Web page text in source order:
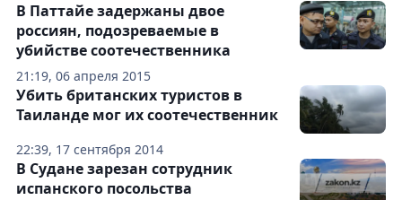
21:19, 06 апреля 2015
В Паттайе задержаны двое
россиян, подозреваемые в
убийстве соотечественника
22:39, 17 сентября 2014
Убить британских туристов в
Таиланде мог их соотечественник
В Судане зарезан сотрудник
испанского посольства